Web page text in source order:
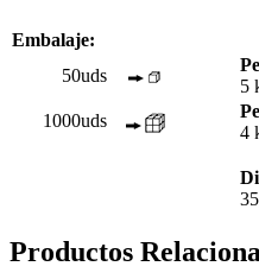
Embalaje:
50uds
5
1000uds
4
Productos